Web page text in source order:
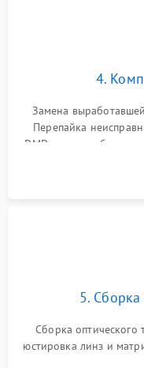
4.
Замена
Перепайка
DMD-чипа при битых
колеса или
5.
Сборка оптического
юстировка линз и
и устранения